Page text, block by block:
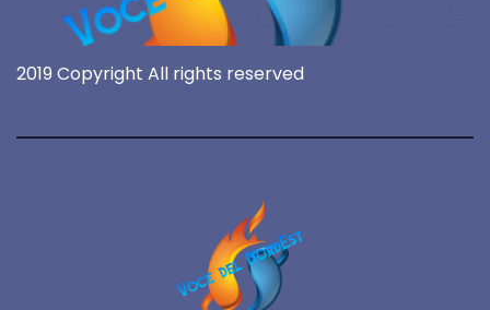
2019 Copyright All rights reserved